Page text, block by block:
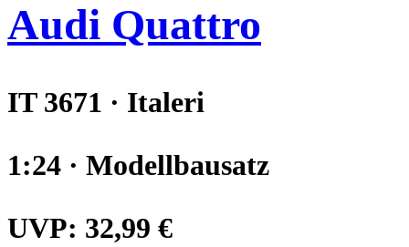
Audi Quattro
IT 3671 · Italeri
1:24 · Modellbausatz
UVP: 32,99 €